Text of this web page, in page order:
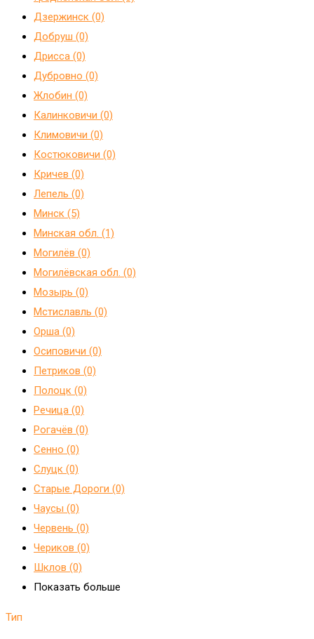
Дзержинск (0)
Добруш (0)
Дрисса (0)
Дубровно (0)
Жлобин (0)
Калинковичи (0)
Климовичи (0)
Костюковичи (0)
Кричев (0)
Лепель (0)
Минск (5)
Минская обл. (1)
Могилёв (0)
Могилёвская обл. (0)
Мозырь (0)
Мстиславль (0)
Орша (0)
Осиповичи (0)
Петриков (0)
Полоцк (0)
Речица (0)
Рогачёв (0)
Сенно (0)
Слуцк (0)
Старые Дороги (0)
Чаусы (0)
Червень (0)
Чериков (0)
Шклов (0)
Показать больше
Тип